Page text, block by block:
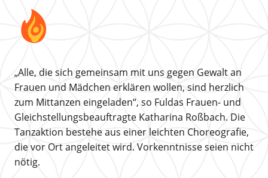
„Alle, die sich gemeinsam mit uns gegen Gewalt an
Frauen und Mädchen erklären wollen, sind herzlich
zum Mittanzen eingeladen“, so Fuldas Frauen- und
Gleichstellungsbeauftragte Katharina Roßbach. Die
Tanzaktion bestehe aus einer leichten Choreografie,
die vor Ort angeleitet wird. Vorkenntnisse seien nicht
nötig.